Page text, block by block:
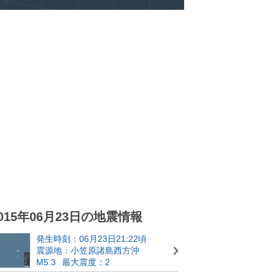
年06月23日の地震情報
発生時刻：06月23日21:22頃
震源地：小笠原諸島西方沖
M5.3
最大震度：2